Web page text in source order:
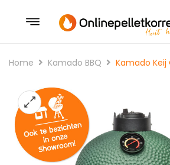
Home Kamado BBQ Kamado